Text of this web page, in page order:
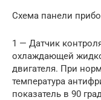
Схема панели
1 — Датчик
охлаждающей
двигателя. При
температура
показатель в 90